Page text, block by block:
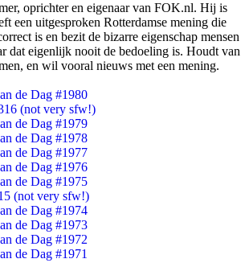
oprichter en eigenaar van FOK.nl. Hij is
een uitgesproken Rotterdamse mening die
is en bezit de bizarre eigenschap mensen
dat eigenlijk nooit de bedoeling is. Houdt van
en wil vooral nieuws met een mening.
de Dag #1980
(not very sfw!)
de Dag #1979
de Dag #1978
de Dag #1977
de Dag #1976
de Dag #1975
(not very sfw!)
de Dag #1974
de Dag #1973
de Dag #1972
de Dag #1971